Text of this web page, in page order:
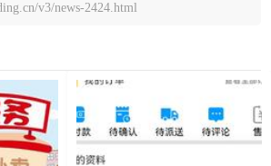
v3/news-2424.html